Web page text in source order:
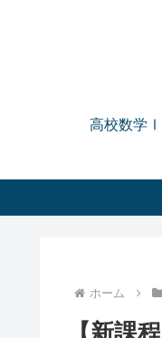
高校数学
ホーム